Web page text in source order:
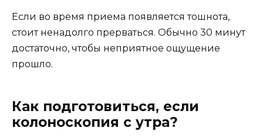
Если во время приема появляется тошнота,
стоит ненадолго прерваться. Обычно 30 минут
достаточно, чтобы неприятное ощущение
прошло.
Как подготовиться, если
колоноскопия с утра?